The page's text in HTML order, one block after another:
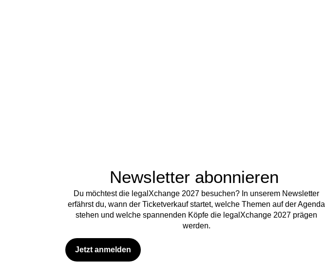
Newsletter abonnieren
Du möchtest die legalXchange 2027 besuchen? In unserem Newsletter
erfährst du, wann der Ticketverkauf startet, welche Themen auf der Agenda
stehen und welche spannenden Köpfe die legalXchange 2027 prägen
werden.
Jetzt anmelden